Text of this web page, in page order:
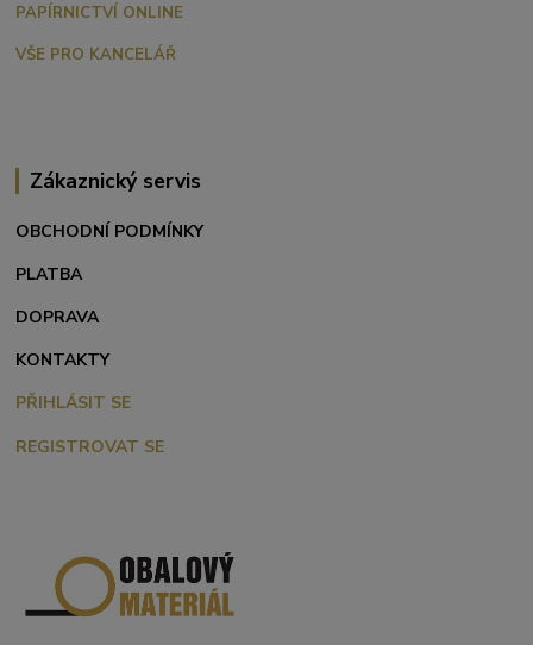
PAPÍRNICTVÍ ONLINE
VŠE PRO KANCELÁŘ
Zákaznický servis
OBCHODNÍ PODMÍNKY
PLATBA
DOPRAVA
KONTAKTY
PŘIHLÁSIT SE
REGISTROVAT SE